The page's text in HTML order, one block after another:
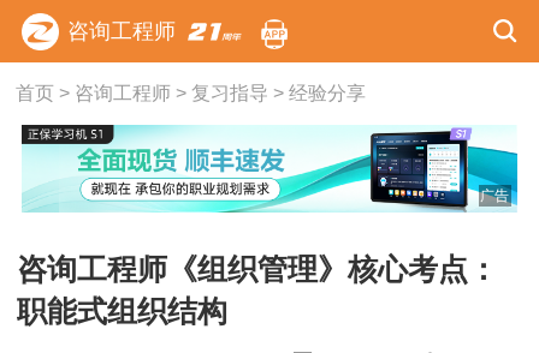
咨询工程师
首页> 咨询工程师> 复习指导 > 经验分享
广告
咨询工程师《组织管理》核心考点：
职能式组织结构